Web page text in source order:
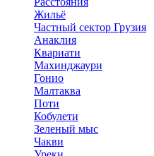
Жильё
Частный сектор Грузия
Анаклия
Квариати
Махинджаури
Гонио
Малтаква
Поти
Кобулети
Зеленый мыс
Чакви